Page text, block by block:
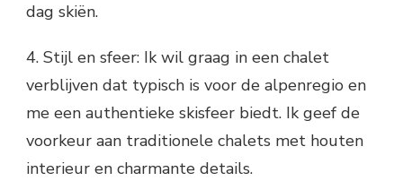
dag skiën.
4. Stijl en sfeer: Ik wil graag in een chalet
verblijven dat typisch is voor de alpenregio en
me een authentieke skisfeer biedt. Ik geef de
voorkeur aan traditionele chalets met houten
interieur en charmante details.